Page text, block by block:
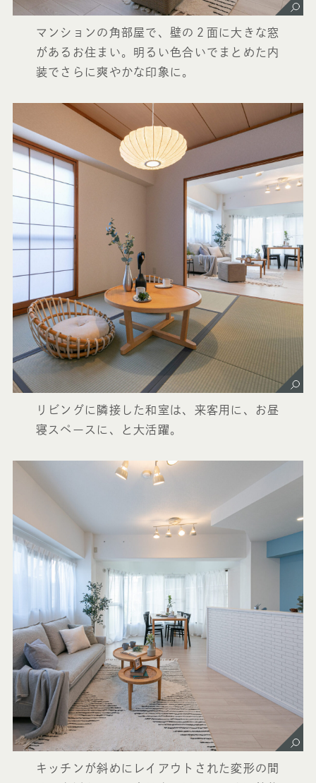
マンションの角部屋で、壁の２面に大きな窓
があるお住まい。明るい色合いでまとめた内
装でさらに爽やかな印象に。
リビングに隣接した和室は、来客用に、お昼
寝スペースに、と大活躍。
キッチンが斜めにレイアウトされた変形の間